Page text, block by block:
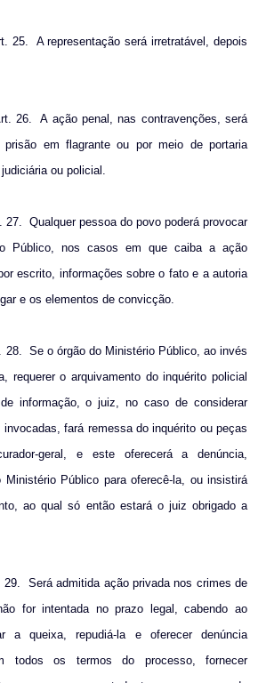
25.
A representação será irretratável, depois
26.
A ação penal, nas contravenções, será
em flagrante ou por meio de portaria
ou policial.
27.
Qualquer pessoa do povo poderá provocar
Público, nos casos em que caiba a ação
escrito, informações sobre o fato e a autoria
e os elementos de convicção.
28.
Se o órgão do Ministério Público, ao invés
requerer o arquivamento do inquérito policial
informação, o juiz, no caso de considerar
fará remessa do inquérito ou peças
geral, e este oferecerá a denúncia,
Ministério Público para oferecê-la, ou insistirá
ao qual só então estará o juiz obrigado a
29.
Será admitida ação privada nos crimes de
for intentada no prazo legal, cabendo ao
a queixa, repudiá-la e oferecer denúncia
todos os termos do processo, fornecer